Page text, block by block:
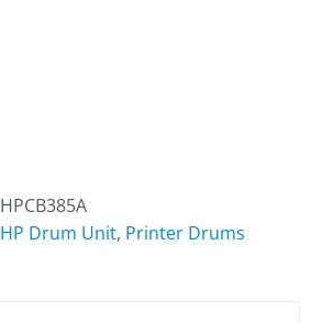
HPCB385A
HP Drum Unit, Printer Drums